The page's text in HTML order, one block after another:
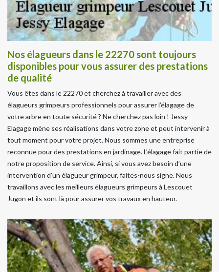
Nos élagueurs dans le 22270 sont toujours
disponibles pour vous assurer des prestations
de qualité
Vous êtes dans le 22270 et cherchez à travailler avec des
élagueurs grimpeurs professionnels pour assurer l’élagage de
votre arbre en toute sécurité ? Ne cherchez pas loin ! Jessy
Elagage mène ses réalisations dans votre zone et peut intervenir à
tout moment pour votre projet. Nous sommes une entreprise
reconnue pour des prestations en jardinage. L’élagage fait partie de
notre proposition de service. Ainsi, si vous avez besoin d’une
intervention d’un élagueur grimpeur, faites-nous signe. Nous
travaillons avec les meilleurs élagueurs grimpeurs à Lescouet
Jugon et ils sont là pour assurer vos travaux en hauteur.